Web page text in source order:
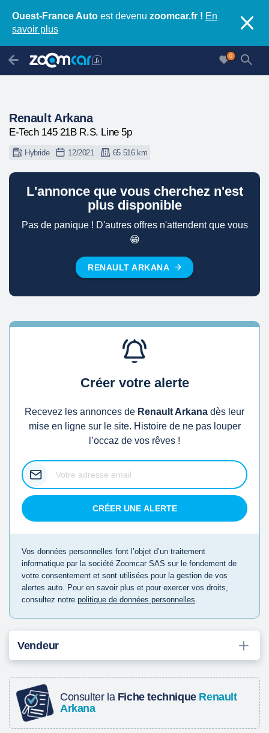
Ouest-France Auto est devenu zoomcar.fr ! En
savoir plus
0
Renault Arkana
E-Tech 145 21B R.S. Line 5p
Hybride 12/2021 65 516 km
L'annonce que vous cherchez n'est
plus disponible
Pas de panique ! D'autres offres n'attendent que vous
😁
RENAULT ARKANA
Créer votre alerte
Recevez les annonces de Renault Arkana dès leur
mise en ligne sur le site. Histoire de ne pas louper
l’occaz de vos rêves !
CRÉER UNE ALERTE
Vos données personnelles font l’objet d’un traitement
informatique par la société Zoomcar SAS sur le fondement de
votre consentement et sont utilisées pour la gestion de vos
alertes auto. Pour en savoir plus et pour exercer vos droits,
consultez notre politique de données personnelles.
Vendeur
Consulter la Fiche technique Renault
Arkana